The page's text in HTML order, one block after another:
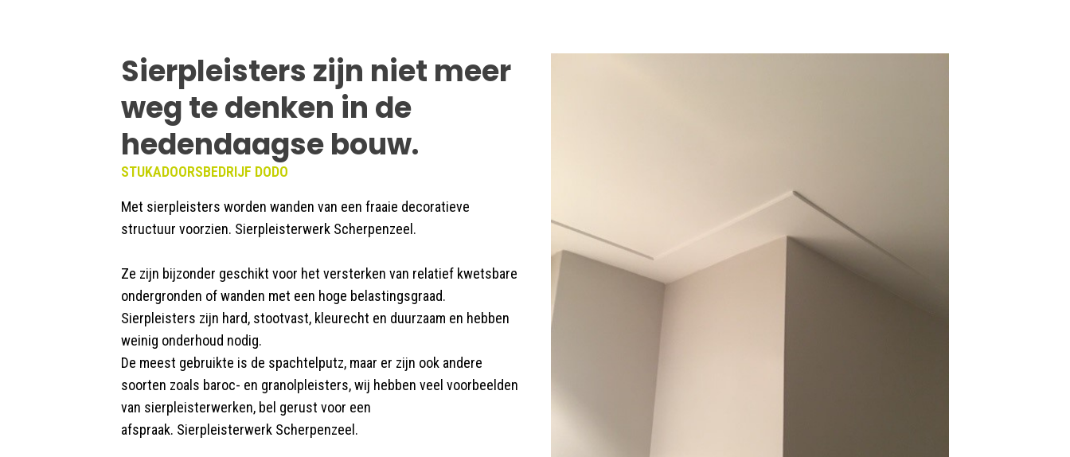
Sierpleisters zijn niet meer
weg te denken in de
hedendaagse bouw.
STUKADOORSBEDRIJF DODO
Met sierpleisters worden wanden van een fraaie decoratieve
structuur voorzien. Sierpleisterwerk Scherpenzeel.
Ze zijn bijzonder geschikt voor het versterken van relatief kwetsbare
ondergronden of wanden met een hoge belastingsgraad.
Sierpleisters zijn hard, stootvast, kleurecht en duurzaam en hebben
weinig onderhoud nodig.
De meest gebruikte is de spachtelputz, maar er zijn ook andere
soorten zoals baroc- en granolpleisters, wij hebben veel voorbeelden
van sierpleisterwerken, bel gerust voor een
afspraak. Sierpleisterwerk Scherpenzeel.